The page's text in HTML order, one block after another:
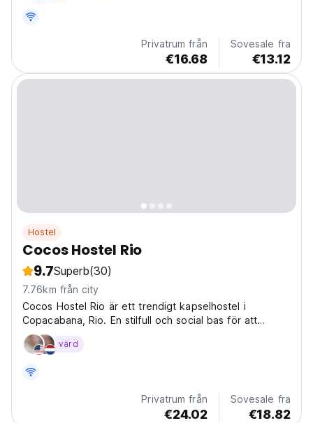
Privatrum från
€16.68
Sovesale fra
€13.12
Hostel
Cocos Hostel Rio
9.7Superb(30)
7.76km från city
Cocos Hostel Rio är ett trendigt kapselhostel i
Copacabana, Rio. En stilfull och social bas för att
utforska ikoniska stränder. Perfekt för ensamresenärer
som söker avskildhet. (Auto-translated from original
värd
Privatrum från
€24.02
Sovesale fra
€18.82